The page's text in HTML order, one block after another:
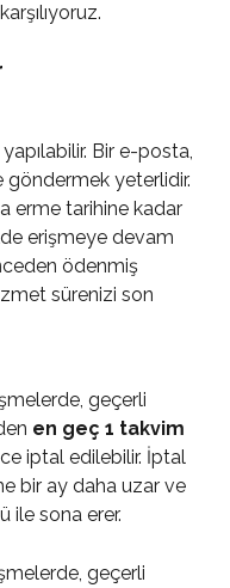
Bir e-posta,
göndermek yeterlidir.
erme tarihine kadar
erişmeye devam
ödenmiş
sürenizi son
geçerli
en geç 1 takvim
iptal edilebilir. İptal
bir ay daha uzar ve
ile sona erer.
geçerli